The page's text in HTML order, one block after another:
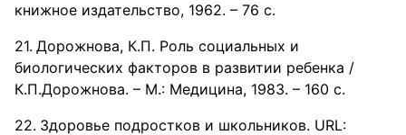
книжное издательство, 1962. – 76 с.
Дорожнова, К.П. Роль социальных и
биологических факторов в развитии ребенка /
К.П.Дорожнова. – М.: Медицина, 1983. – 160 с.
Здоровье подростков и школьников. URL: